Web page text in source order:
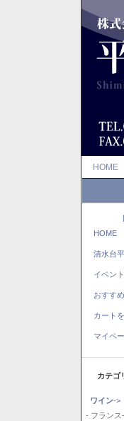
HOME
HOME
清水台
イベン
おすす
カート
マイペ
カテゴ
ワイン->
- フランス